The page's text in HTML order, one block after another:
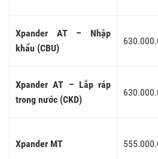
Xpander AT – Nhập
khẩu (CBU)
Xpander AT – Lắp ráp
trong nước (CKD)
Xpander MT